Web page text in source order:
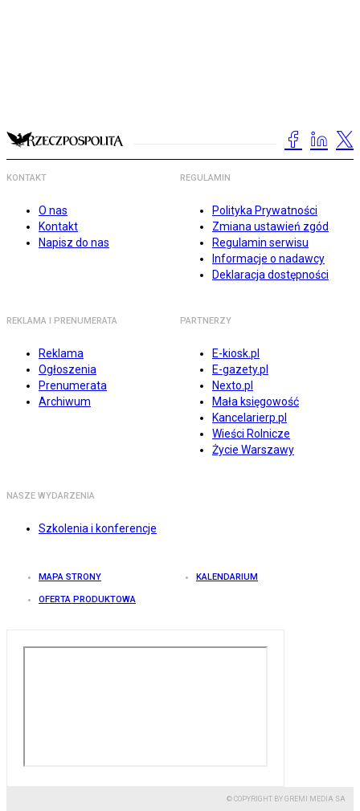
KONTAKT
O nas
Kontakt
Napisz do nas
REGULAMIN
Polityka Prywatności
Zmiana ustawień zgód
Regulamin serwisu
Informacje o nadawcy
Deklaracja dostępności
REKLAMA I PRENUMERATA
Reklama
Ogłoszenia
Prenumerata
Archiwum
PARTNERZY
E-kiosk.pl
E-gazety.pl
Nexto.pl
Mała księgowość
Kancelarierp.pl
Wieści Rolnicze
Życie Warszawy
NASZE WYDARZENIA
Szkolenia i konferencje
MAPA STRONY KALENDARIUM
OFERTA PRODUKTOWA
© COPYRIGHT BY GREMI MEDIA SA